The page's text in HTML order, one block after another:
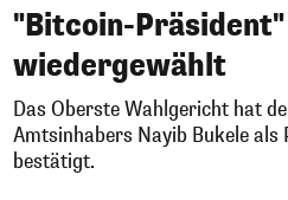
"Bitcoin-
wiedergewählt
Das Oberste Wahlgericht hat
Amtsinhabers Nayib Bukele als
bestätigt.